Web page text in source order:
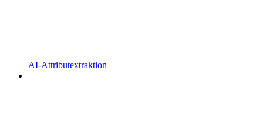
AI-Attributextraktion